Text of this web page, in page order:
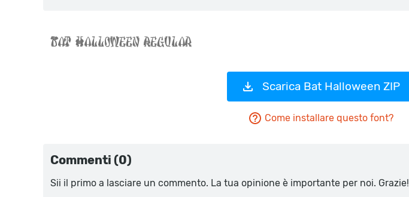
Scarica Bat Halloween ZIP
Come installare questo font?
Commenti (0)
Sii il primo a lasciare un commento. La tua opinione è importante per noi. Grazie!